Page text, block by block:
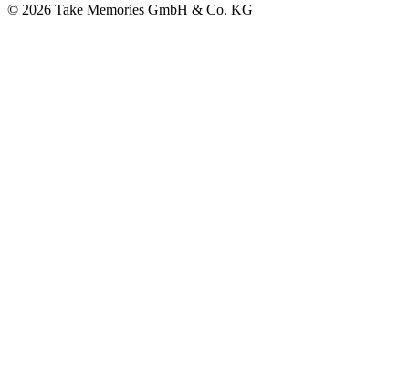
© 2026 Take Memories GmbH & Co. KG